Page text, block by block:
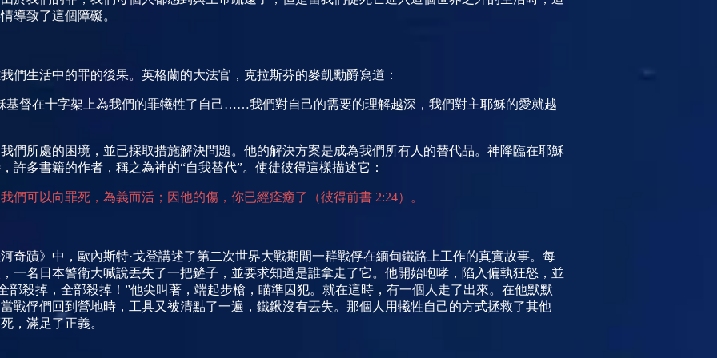
導致了這個障礙。
們生活中的罪的後果。英格蘭的大法官，克拉斯芬的麥凱勳爵寫道：
基督在十字架上為我們的罪犧牲了自己……我們對自己的需要的理解越深，我們對主耶穌的愛就越
們所處的困境，並已採取措施解決問題。他的解決方案是成為我們所有人的替代品。神降臨在耶穌
許多書籍的作者，稱之為神的“自我替代”。使徒彼得這樣描述它：
們可以向罪死，為義而活；因他的傷，你已經痊癒了（彼得前書 2:24）。
奇蹟》中，歐內斯特·戈登講述了第二次世界大戰期間一群戰俘在緬甸鐵路上工作的真實故事。每
一名日本警衛大喊說丟失了一把鏟子，並要求知道是誰拿走了它。他開始咆哮，陷入偏執狂怒，並
部殺掉，全部殺掉！”他尖叫著，端起步槍，瞄準囚犯。就在這時，有一個人走了出來。在他默默
戰俘們回到營地時，工具又被清點了一遍，鐵鍬沒有丟失。那個人用犧牲自己的方式拯救了其他
，滿足了正義。